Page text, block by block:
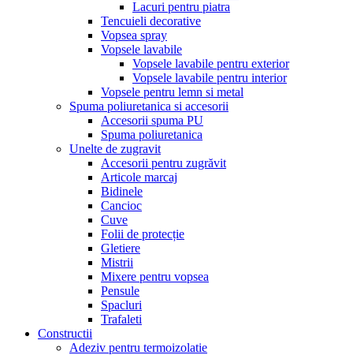
Lacuri pentru piatra
Tencuieli decorative
Vopsea spray
Vopsele lavabile
Vopsele lavabile pentru exterior
Vopsele lavabile pentru interior
Vopsele pentru lemn si metal
Spuma poliuretanica si accesorii
Accesorii spuma PU
Spuma poliuretanica
Unelte de zugravit
Accesorii pentru zugrăvit
Articole marcaj
Bidinele
Cancioc
Cuve
Folii de protecție
Gletiere
Mistrii
Mixere pentru vopsea
Pensule
Spacluri
Trafaleti
Constructii
Adeziv pentru termoizolatie